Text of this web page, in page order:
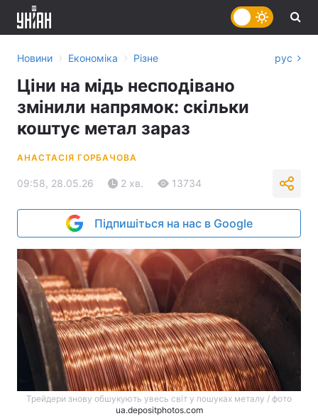
Новини › Економіка › Різне рус
Ціни на мідь несподівано
змінили напрямок: скільки
коштує метал зараз
АНАСТАСІЯ ГОРБАЧОВА
09:58, 28.05.26 2 хв. 13734
Підпишіться на нас в Google
Трейдери знову обшукують увесь світ у пошуках металу / фото
ua.depositphotos.com